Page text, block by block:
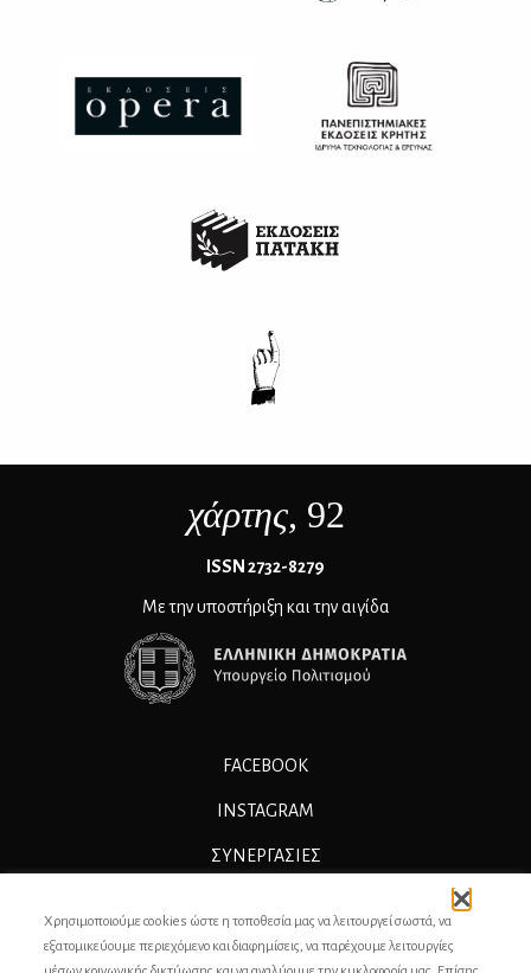
χάρτης, 92
ΙSSN 2732-8279
Με την υποστήριξη και την αιγίδα
FACEBOOK
INSTAGRAM
ΣΥΝΕΡΓΑΣΊΕΣ
ΕΠΙΚΟΙΝΩΝΙΑ
Χρησιμοποιούμε cookies ώστε η τοποθεσία μας να λειτουργεί σωστά, να
εξατομικεύουμε περιεχόμενο και διαφημίσεις, να παρέχουμε λειτουργίες